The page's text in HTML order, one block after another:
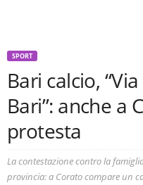
SPORT
Bari calcio,
Bari”: anche a
protesta
La contestazione contro la
provincia: a Corato compare un